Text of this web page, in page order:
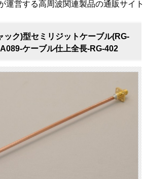
運営する高周波関連製品の通販サイト
ク)型セミリジットケーブル(RG-
ケーブル仕上全長-RG-402